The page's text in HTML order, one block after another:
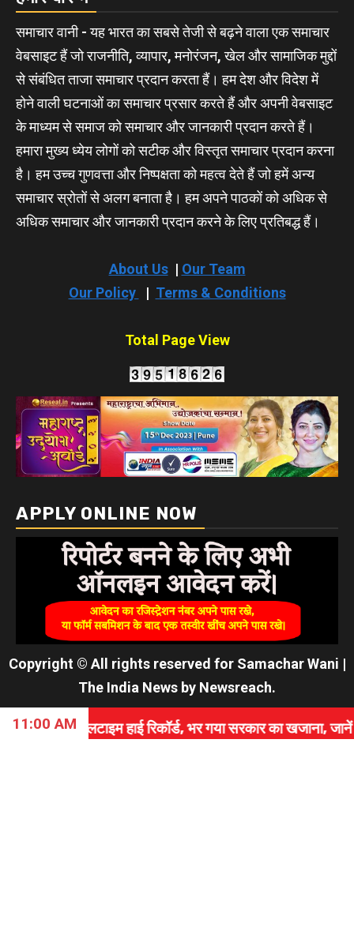
समाचार वानी - यह भारत का सबसे तेजी से बढ़ने वाला एक समाचार
वेबसाइट हैं जो राजनीति, व्यापार, मनोरंजन, खेल और सामाजिक मुद्दों
से संबंधित ताजा समाचार प्रदान करता हैं। हम देश और विदेश में
होने वाली घटनाओं का समाचार प्रसार करते हैं और अपनी वेबसाइट
के माध्यम से समाज को समाचार और जानकारी प्रदान करते हैं।
हमारा मुख्य ध्येय लोगों को सटीक और विस्तृत समाचार प्रदान करना
है। हम उच्च गुणवत्ता और निष्पक्षता को महत्व देते हैं जो हमें अन्य
समाचार स्रोतों से अलग बनाता है। हम अपने पाठकों को अधिक से
अधिक समाचार और जानकारी प्रदान करने के लिए प्रतिबद्ध हैं।
About Us| Our Team
Our Policy
| Terms & Conditions
Total Page View
APPLY ONLINE NOW
Copyright © All rights reserved for Samachar Wani |
The India News by Newsreach.
11:00 AM
हाई रिकॉर्ड, भर गया सरकार का खजाना, जानें कैसे रचा